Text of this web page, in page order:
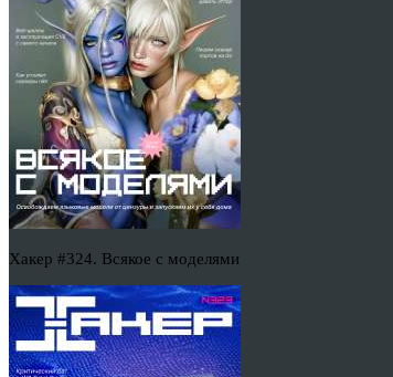
Хакер #324. Всякое с моделями